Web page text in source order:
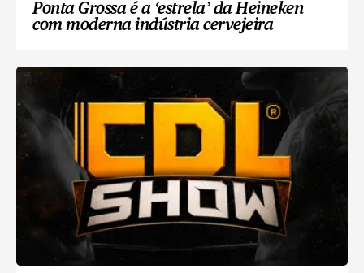
Ponta Grossa é a ‘estrela’ da Heineken
com moderna indústria cervejeira